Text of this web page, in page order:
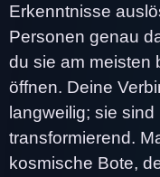
Erkenntnisse
Personen genau
du sie am meisten
öffnen. Deine
langweilig; sie
transformierend.
kosmische Bote,